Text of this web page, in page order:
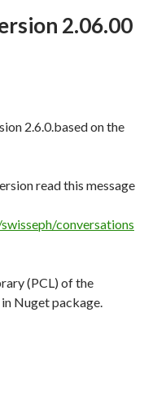
2.06.00
2.6.0.based on the
read this message
conversations
(PCL) of the
Nuget package.